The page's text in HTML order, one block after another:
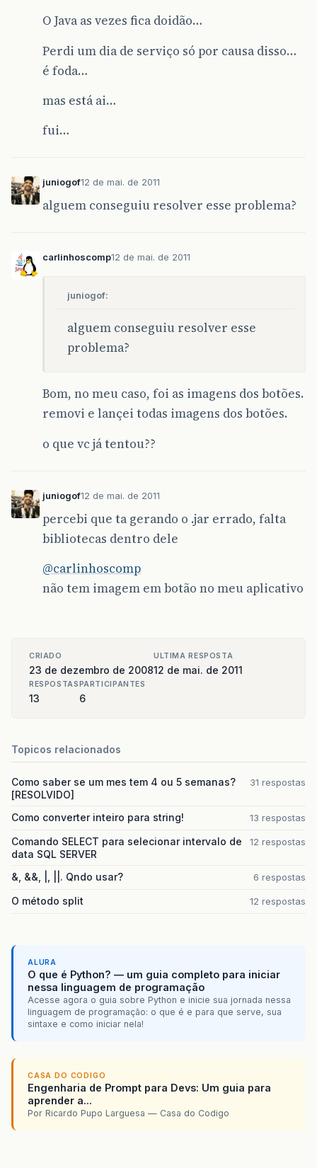
O Java as vezes fica doidão…
Perdi um dia de serviço só por causa disso…
é foda…
mas está ai…
fui…
juniogof12 de mai. de 2011
alguem conseguiu resolver esse problema?
carlinhoscomp12 de mai. de 2011
juniogof:
alguem conseguiu resolver esse
problema?
Bom, no meu caso, foi as imagens dos botões.
removi e lançei todas imagens dos botões.
o que vc já tentou??
juniogof12 de mai. de 2011
percebi que ta gerando o .jar errado, falta
bibliotecas dentro dele
@carlinhoscomp
não tem imagem em botão no meu aplicativo
CRIADO
23 de dezembro de 2008
ULTIMA RESPOSTA
12 de mai. de 2011
RESPOSTAS
13
PARTICIPANTES
6
Topicos relacionados
Como saber se um mes tem 4 ou 5 semanas?
[RESOLVIDO]
31 respostas
Como converter inteiro para string! 13 respostas
Comando SELECT para selecionar intervalo de
data SQL SERVER
12 respostas
&, &&, |, ||. Qndo usar? 6 respostas
O método split 12 respostas
ALURA
O que é Python? — um guia completo para iniciar
nessa linguagem de programação
Acesse agora o guia sobre Python e inicie sua jornada nessa
linguagem de programação: o que é e para que serve, sua
sintaxe e como iniciar nela!
CASA DO CODIGO
Engenharia de Prompt para Devs: Um guia para
aprender a...
Por Ricardo Pupo Larguesa — Casa do Codigo